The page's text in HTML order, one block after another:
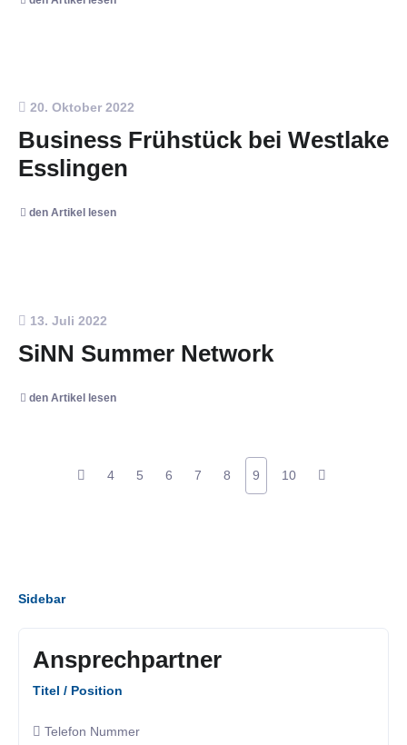
20. Oktober 2022
Business Frühstück bei Westlake
Esslingen
den Artikel lesen
13. Juli 2022
SiNN Summer Network
den Artikel lesen
4 5 6 7 8 9 10
Sidebar
Ansprechpartner
Titel / Position
Telefon Nummer